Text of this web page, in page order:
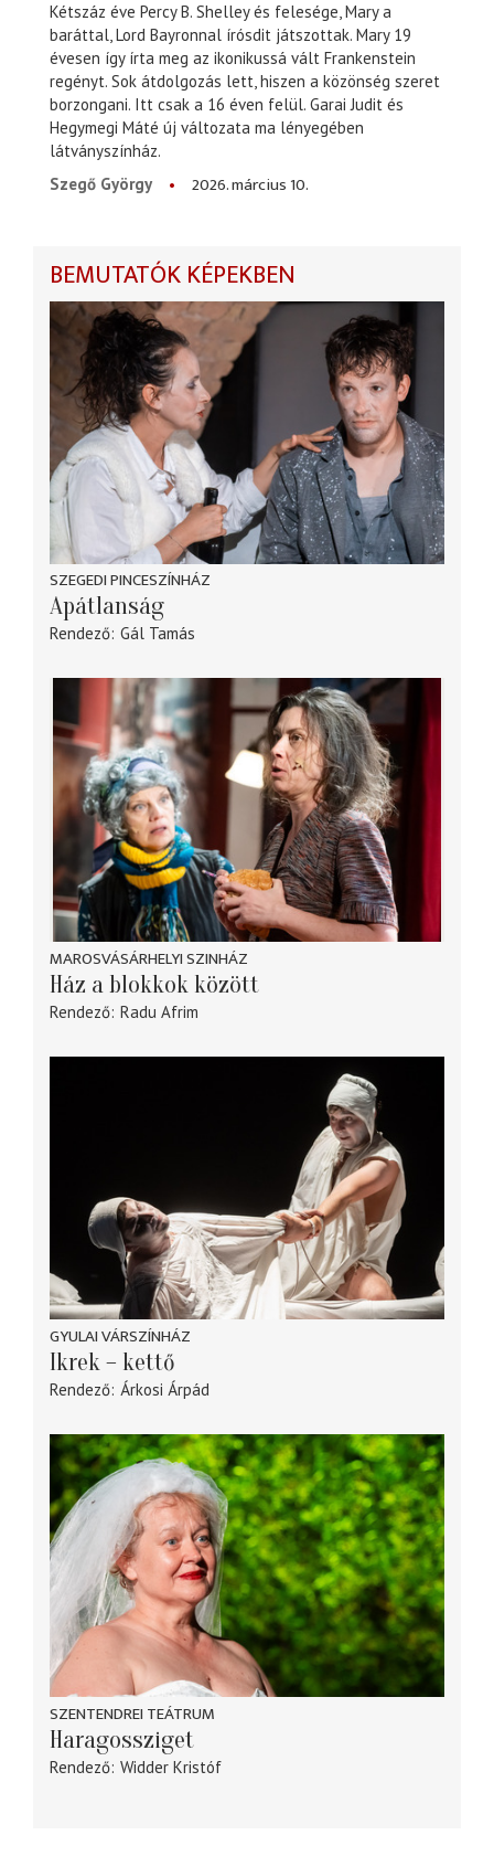
Kétszáz éve Percy B. Shelley és felesége, Mary a
baráttal, Lord Bayronnal írósdit játszottak. Mary 19
évesen így írta meg az ikonikussá vált Frankenstein
regényt. Sok átdolgozás lett, hiszen a közönség szeret
borzongani. Itt csak a 16 éven felül. Garai Judit és
Hegymegi Máté új változata ma lényegében
látványszínház.
Szegő György
2026. március 10.
BEMUTATÓK KÉPEKBEN
SZEGEDI PINCESZÍNHÁZ
Apátlanság
Rendező Gál Tamás
MAROSVÁSÁRHELYI SZINHÁZ
Ház a blokkok között
Rendező Radu Afrim
GYULAI VÁRSZÍNHÁZ
Ikrek – kettő
Rendező Árkosi Árpád
SZENTENDREI TEÁTRUM
Haragossziget
Rendező Widder Kristóf